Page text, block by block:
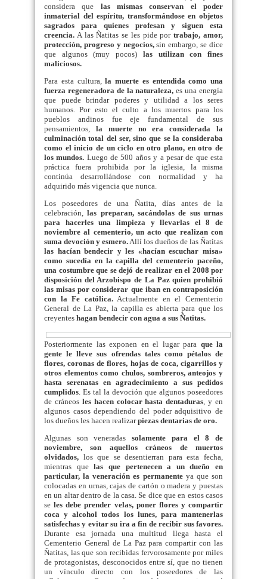
considera que lasmismas conservan el poder
inmaterial del espíritu, transformándose en objetos
sagrados para quienes profesan y siguen esta
creencia. A las Ñatitas se les pide portrabajo, amor,
protección, progreso y negocios,sin embargo, se dice
que algunos (muy pocos) las utilizan con fines
maliciosos.
Para esta cultura,la muerte es entendida como una
fuerza regeneradora de la naturaleza, es una energía
que puede brindar poderes y utilidad a los seres
humanos. Por esto el culto a los muertos para los
pueblos andinos fue eje fundamental de sus
pensamientos, la muerte no era considerada la
culminación total del ser, sino que se la consideraba
como el inicio de un ciclo en otro plano, en otro de
los mundos. Luego de 500 años y a pesar de que esta
práctica fuera prohibida por la iglesia, la misma
continúa desarrollándose con normalidad y ha
adquirido más vigencia que nunca.
Los poseedores de una Ñatita, días antes de la
celebración,las preparan, sacándolas de sus urnas
para hacerles una limpieza y llevarlas el 8 de
noviembre al cementerio, un acto que realizan con
suma devoción y esmero. Allí los dueños de las Ñatitas
las hacían bendecir y les «hacían escuchar misa»
como sucedía en la capilla del cementerio paceño,
una costumbre que se dejó de realizar en el 2008 por
disposición del Arzobispo de La Paz quien prohibió
las misas por considerar que iban en contraposición
con la Fe católica.Actualmente en el Cementerio
General de La Paz, la capilla es abierta para que los
creyentes hagan bendecir con agua a sus Ñatitas.
Posteriormente las exponen en el lugar para que la
gente le lleve sus ofrendas tales como pétalos de
flores, coronas de flores, hojas de coca, cigarrillos y
otros elementos como chulos, sombreros, anteojos y
hasta serenatas en agradecimiento a sus pedidos
cumplidos . Es tal la devoción que algunos poseedores
de cráneos les hacen colocar hasta dentaduras , y en
algunos casos dependiendo del poder adquisitivo de
los dueños les hacen realizarpiezas dentarias de oro.
Algunas son veneradassolamente para el 8 de
noviembre, son aquellos cráneos de muertos
olvidados, los que se desentierran para esta fecha,
mientras quelas que pertenecen a un dueño en
particular, la veneración es permanente ya que son
colocadas en urnas, cajas de cartón o madera y puestas
en un altar dentro de la casa. Se dice que en estos casos
se les debe prender velas, poner flores y compartir
coca y alcohol todos los lunes, para mantenerlas
satisfechas y evitar su ira a fin de recibir sus favores.
Durante esa jornada una multitud llega hasta el
Cementerio General de La Paz para compartir con las
Ñatitas, las que son recibidas fervorosamente por miles
de protagonistas, desconocidos entre sí, que no tienen
un vínculo directo con los poseedores de las